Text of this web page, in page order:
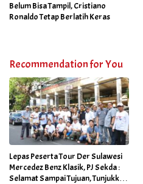
Belum Bisa Tampil, Cristiano
Ronaldo Tetap Berlatih Keras
Recommendation for You
Lepas Peserta Tour Der Sulawesi
Mercedez Benz Klasik, PJ Sekda :
Selamat Sampai Tujuan, Tunjukkan